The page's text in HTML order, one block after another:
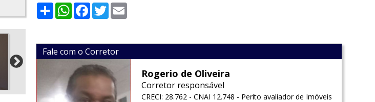
ShareWhatsApp
Facebook
Twitter
Fale com o Corretor
Rogerio de Oliveira
Corretor responsável
CRECI: 28.762 - CNAI 12.748 - Perito avaliador de Imóveis